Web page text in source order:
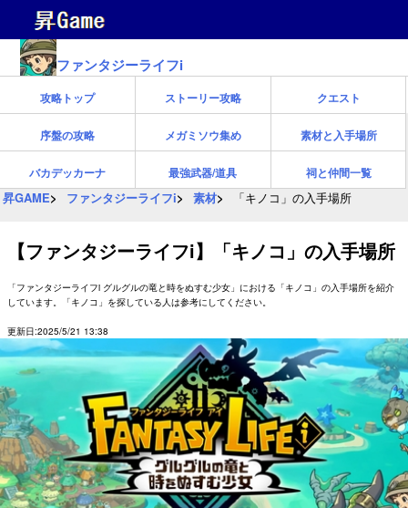
ファンタジーライフi
攻略トップ ストーリー攻略 クエスト
序盤の攻略 メガミソウ集め 素材と入手場所
バカデッカーナ 最強武器/道具 祠と仲間一覧
昇GAME ファンタジーライフi 素材 「キノコ」の入手場所
【ファンタジーライフi】「キノコ」の入手場所
「ファンタジーライフi グルグルの竜と時をぬすむ少女」における「キノコ」の入手場所を紹介
しています。「キノコ」を探している人は参考にしてください。
更新日:2025/5/21 13:38